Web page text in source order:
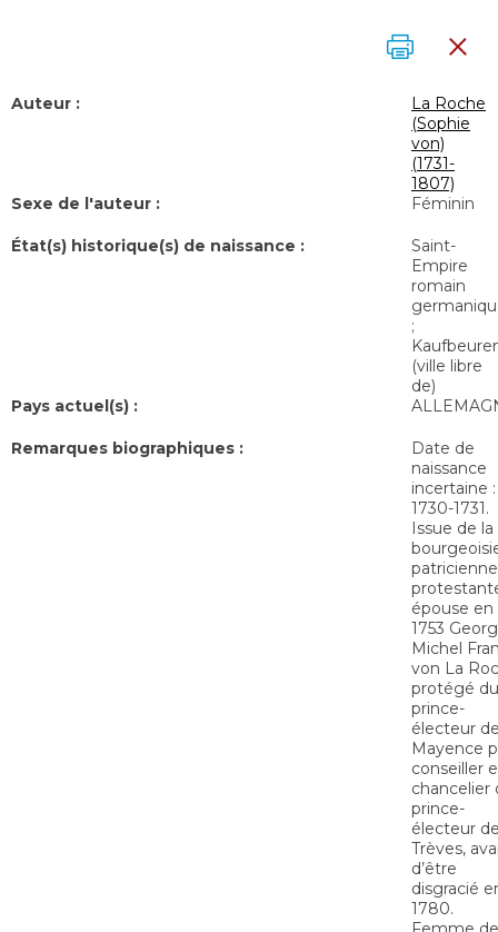
Auteur :
La Roche
(Sophie
von)
(1731-
1807)
Sexe de l'auteur :
Féminin
État(s) historique(s) de naissance :
Saint-
Empire
romain
;
(ville libre
de)
Pays actuel(s) :
Remarques biographiques :
Date de
naissance
incertaine
1730-1731.
Issue de la
épouse en
1753 Georg
Michel
von La
protégé du
prince-
électeur
Mayence
conseiller
chancelier
prince-
électeur
Trèves,
d’être
disgracié
1780.